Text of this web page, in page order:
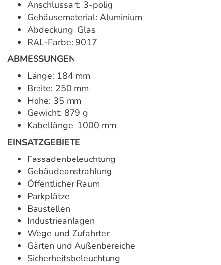
Anschlussart: 3-polig
Gehäusematerial: Aluminium
Abdeckung: Glas
RAL-Farbe: 9017
ABMESSUNGEN
Länge: 184 mm
Breite: 250 mm
Höhe: 35 mm
Gewicht: 879 g
Kabellänge: 1000 mm
EINSATZGEBIETE
Fassadenbeleuchtung
Gebäudeanstrahlung
Öffentlicher Raum
Parkplätze
Baustellen
Industrieanlagen
Wege und Zufahrten
Gärten und Außenbereiche
Sicherheitsbeleuchtung